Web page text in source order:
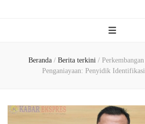
Beranda / Berita terkini /
Penganiayaan: Penyidik